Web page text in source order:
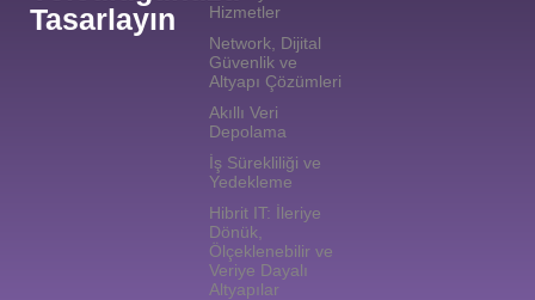
Tasarlayın
Hizmetler
Network, Dijital
Güvenlik ve
Altyapı Çözümleri
Akıllı Veri
Depolama
İş Sürekliliği ve
Yedekleme
Hibrit IT: İleriye
Dönük,
Ölçeklenebilir ve
Veriye Dayalı
Altyapılar